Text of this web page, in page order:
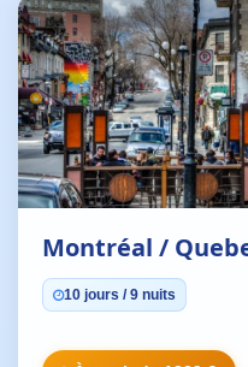
Montréal /
10 jours / 9 nuits